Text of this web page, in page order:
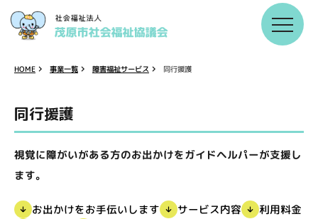
HOME 事業一覧 障害福祉サービス 同行援護
同行援護
視覚に障がいがある方のお出かけをガイドヘルパーが支援し
ます。
お出かけをお手伝いします サービス内容
利用料金